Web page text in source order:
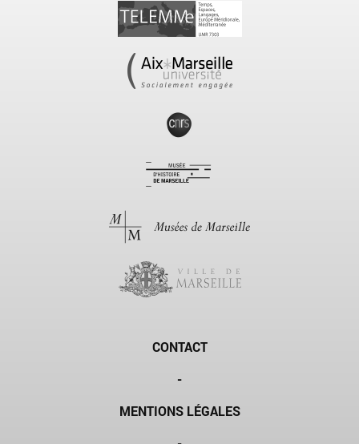
CONTACT
-
MENTIONS LÉGALES